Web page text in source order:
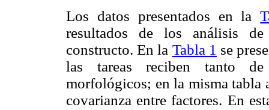
Los datos presentados en la
resultados de los análisis
constructo. En la Tabla 1 se
las tareas reciben tanto de
morfológicos; en la misma tabla
covarianza entre factores. En